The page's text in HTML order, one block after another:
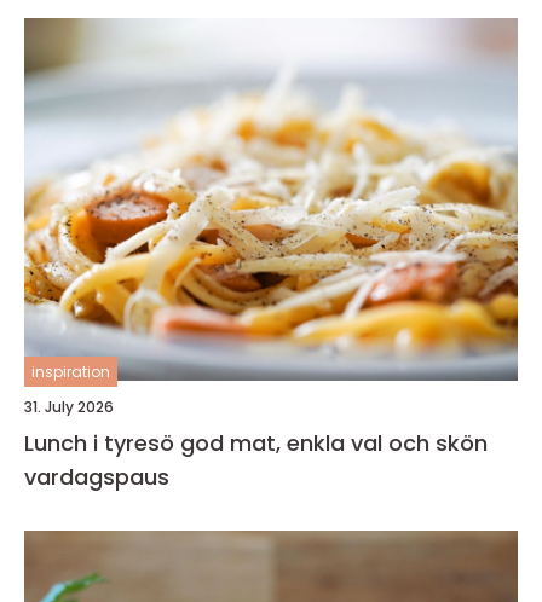
inspiration
31. July 2026
Lunch i tyresö god mat, enkla val och skön
vardagspaus